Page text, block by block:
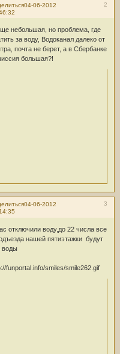
2
04-06-2012
небольшая, но проблема, где
за воду, Водоканал далеко от
почта не берет, а в Сбербанке
большая?!
3
04-06-2012
отключили воду,до 22 числа все
нашей пятиэтажки будут
воды